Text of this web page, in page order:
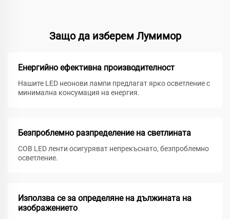
Защо да изберем Лумимор
Енергийно ефективна производителност
Нашите LED неонови лампи предлагат ярко осветление с
минимална консумация на енергия.
Безпроблемно разпределение на светлината
COB LED ленти осигуряват непрекъснато, безпроблемно
осветление.
Използва се за определяне на дължината на
изображението